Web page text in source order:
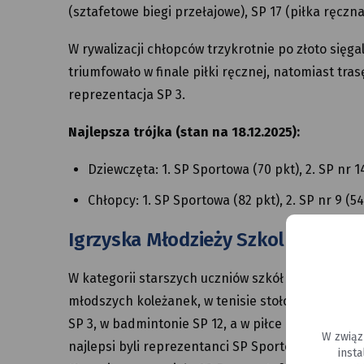
(sztafetowe biegi przełajowe), SP 17 (piłka
W rywalizacji chłopców trzykrotnie po złoto
triumfowało w finale piłki ręcznej, natomiast
reprezentacja SP 3.
Najlepsza trójka (stan na 18.12.2025):
Dziewczęta: 1. SP Sportowa (70 pkt), 2. SP nr
Chłopcy: 1. SP Sportowa (82 pkt), 2. SP nr 9
Igrzyska Młodzieży Szkolnej (klasy
W kategorii starszych uczniów szkół
młodszych koleżanek, w tenisie stołowym i
SP 3, w badmintonie SP 12, a w piłce ręcznej
najlepsi byli reprezentanci SP Sportowej (tenis
W